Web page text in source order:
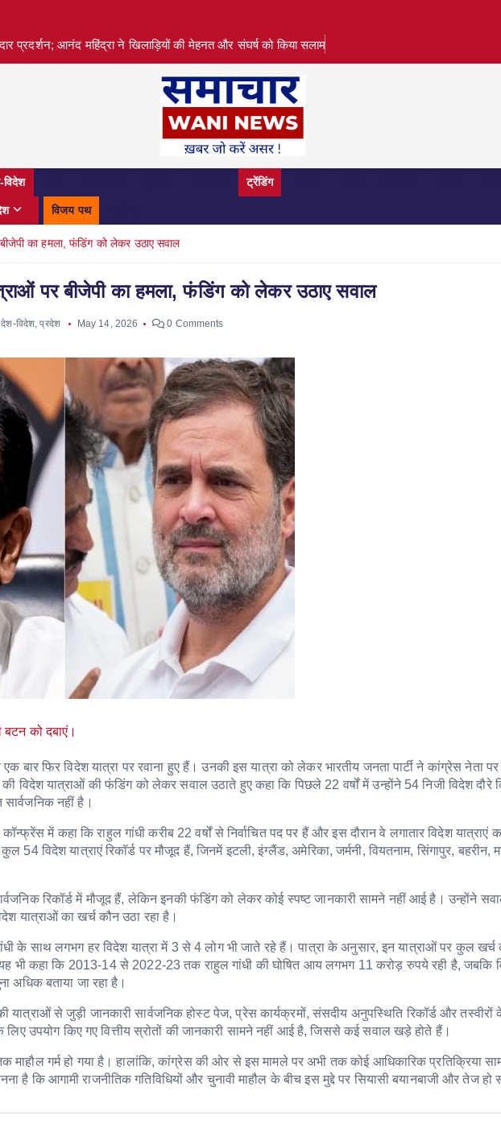
प्रदर्शन; आनंद महिंद्रा ने खिलाड़ियों की मेहनत और संघर्ष को किया सलाम
ट्रेंडिंग
विजय पथ
का हमला, फंडिंग को लेकर उठाए सवाल
पर बीजेपी का हमला, फंडिंग को लेकर उठाए सवाल
देश-विदेश,प्रदेश May 14, 2026 0 Comments
को दबाएं।
एक बार फिर विदेश यात्रा पर रवाना हुए हैं। उनकी इस यात्रा को लेकर भारतीय जनता पार्टी ने कांग्रेस नेता पर
की विदेश यात्राओं की फंडिंग को लेकर सवाल उठाते हुए कहा कि पिछले 22 वर्षों में उन्होंने 54 निजी विदेश दौरे
नहीं है।
में कहा कि राहुल गांधी करीब 22 वर्षों से निर्वाचित पद पर हैं और इस दौरान वे लगातार विदेश यात्राएं
कुल 54 विदेश यात्राएं रिकॉर्ड पर मौजूद हैं, जिनमें इटली, इंग्लैंड, अमेरिका, जर्मनी, वियतनाम, सिंगापुर, बहरीन,
रिकॉर्ड में मौजूद हैं, लेकिन इनकी फंडिंग को लेकर कोई स्पष्ट जानकारी सामने नहीं आई है। उन्होंने
यात्राओं का खर्च कौन उठा रहा है।
के साथ लगभग हर विदेश यात्रा में 3 से 4 लोग भी जाते रहे हैं। पात्रा के अनुसार, इन यात्राओं पर कुल खर्च
भी कहा कि 2013-14 से 2022-23 तक राहुल गांधी की घोषित आय लगभग 11 करोड़ रुपये रही है, जबकि
अधिक बताया जा रहा है।
यात्राओं से जुड़ी जानकारी सार्वजनिक होस्ट पेज, प्रेस कार्यक्रमों, संसदीय अनुपस्थिति रिकॉर्ड और तस्वीरों
उपयोग किए गए वित्तीय स्रोतों की जानकारी सामने नहीं आई है, जिससे कई सवाल खड़े होते हैं।
माहौल गर्म हो गया है। हालांकि, कांग्रेस की ओर से इस मामले पर अभी तक कोई आधिकारिक प्रतिक्रिया
है कि आगामी राजनीतिक गतिविधियों और चुनावी माहौल के बीच इस मुद्दे पर सियासी बयानबाजी और तेज हो